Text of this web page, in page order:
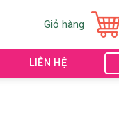
Giỏ hàng
LIÊN HỆ